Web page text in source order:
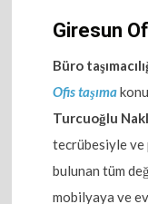
Giresun
Büro
Ofis taşıma
Turcuoğlu
tecrübesiyle
bulunan tüm
mobilyaya ve